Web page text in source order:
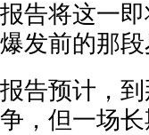
报告将这一
爆发前的那段
报告预计，
争，但一场